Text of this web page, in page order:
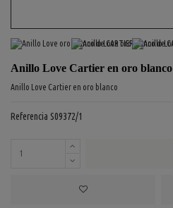
Anillo Love Cartier en oro blanco
Anillo Love Cartier en oro blanco
Referencia S09372/1